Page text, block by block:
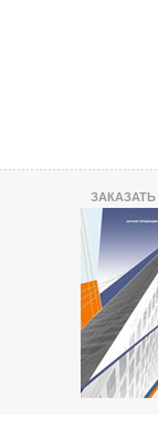
ЗАКАЗАТЬ